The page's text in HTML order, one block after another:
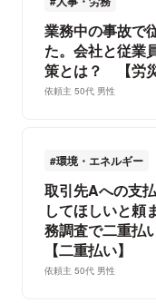
業務中の事故で
た。会社と従業
策とは？ 【労
依頼主 50代 男性
環境・エネルギー
取引先Aへの支
してほしいと頼
務調査で二重払
【二重払い】
依頼主 50代 男性